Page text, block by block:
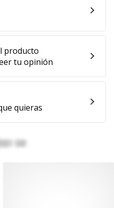
producto
tu opinión
quieras